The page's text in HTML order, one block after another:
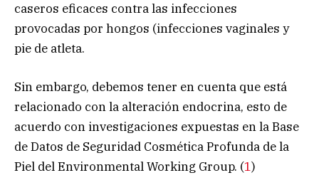
caseros eficaces contra las infecciones
provocadas por hongos (infecciones vaginales y
pie de atleta.
Sin embargo, debemos tener en cuenta que está
relacionado con la alteración endocrina, esto de
acuerdo con investigaciones expuestas en la Base
de Datos de Seguridad Cosmética Profunda de la
Piel del Environmental Working Group. (1)